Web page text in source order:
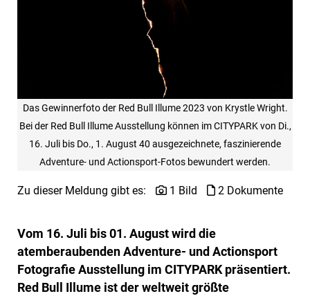
Das Gewinnerfoto der Red Bull Illume 2023 von Krystle Wright.
Bei der Red Bull Illume Ausstellung können im CITYPARK von Di.,
16. Juli bis Do., 1. August 40 ausgezeichnete, faszinierende
Adventure- und Actionsport-Fotos bewundert werden.
Zu dieser Meldung gibt es: 1 Bild 2 Dokumente
Vom 16. Juli bis 01. August wird die
atemberaubenden Adventure- und Actionsport
Fotografie Ausstellung im CITYPARK präsentiert.
Red Bull Illume ist der weltweit größte